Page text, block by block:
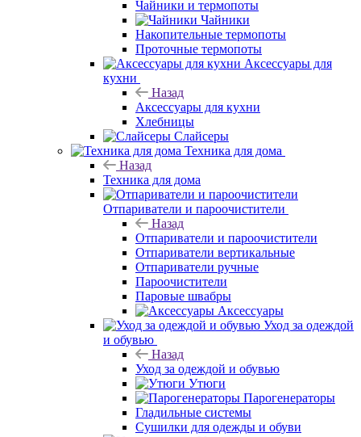
Чайники и термопоты
Чайники
Накопительные термопоты
Проточные термопоты
Аксессуары для
кухни
Назад
Аксессуары для кухни
Хлебницы
Слайсеры
Техника для дома
Назад
Техника для дома
Отпариватели и пароочистители
Назад
Отпариватели и пароочистители
Отпариватели вертикальные
Отпариватели ручные
Пароочистители
Паровые швабры
Аксессуары
Уход за одеждой
и обувью
Назад
Уход за одеждой и обувью
Утюги
Парогенераторы
Гладильные системы
Сушилки для одежды и обуви